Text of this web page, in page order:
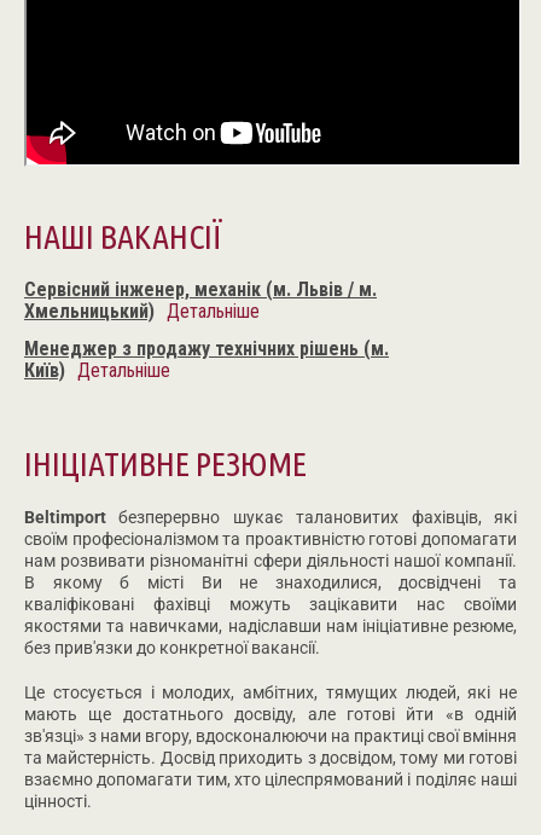
НАШІ ВАКАНСІЇ
Сервісний інженер, механік (м. Львів / м.
Хмельницький) Детальніше
Менеджер з продажу технічних рішень (м.
Київ) Детальніше
ІНІЦІАТИВНЕ РЕЗЮМЕ
Beltimport безперервно шукає талановитих фахівців, які
своїм професіоналізмом та проактивністю готові допомагати
нам розвивати різноманітні сфери діяльності нашої компанії.
В якому б місті Ви не знаходилися, досвідчені та
кваліфіковані фахівці можуть зацікавити нас своїми
якостями та навичками, надіславши нам ініціативне резюме,
без прив'язки до конкретної вакансії.
Це стосується і молодих, амбітних, тямущих людей, які не
мають ще достатнього досвіду, але готові йти «в одній
зв'язці» з нами вгору, вдосконалюючи на практиці свої вміння
та майстерність. Досвід приходить з досвідом, тому ми готові
взаємно допомагати тим, хто цілеспрямований і поділяє наші
цінності.